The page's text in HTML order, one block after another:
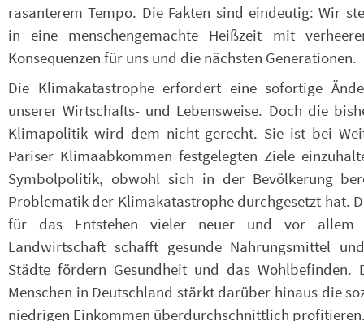
rasanterem Tempo. Die Fakten sind eindeutig: Wir
in eine menschengemachte Heißzeit mit
Konsequenzen für uns und die nächsten Generationen.
Die Klimakatastrophe erfordert eine sofortige
unserer Wirtschafts- und Lebensweise. Doch die
Klimapolitik wird dem nicht gerecht. Sie ist bei
Pariser Klimaabkommen festgelegten Ziele
Symbolpolitik, obwohl sich in der Bevölkerung
Problematik der Klimakatastrophe durchgesetzt hat.
für das Entstehen vieler neuer und vor allem
Landwirtschaft schafft gesunde Nahrungsmittel
Städte fördern Gesundheit und das Wohlbefinden.
Menschen in Deutschland stärkt darüber hinaus die
niedrigen Einkommen überdurchschnittlich